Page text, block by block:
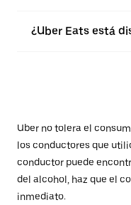
¿Uber Eats está
Uber no tolera el
los conductores que
conductor puede
del alcohol, haz que el
inmediato.